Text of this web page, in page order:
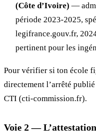
(Côte d’Ivoire) —
période 2023-2025,
legifrance.gouv.fr,
pertinent pour les
Pour vérifier si ton école
directement l’arrêté
CTI (cti-commission.fr).
Voie 2 —